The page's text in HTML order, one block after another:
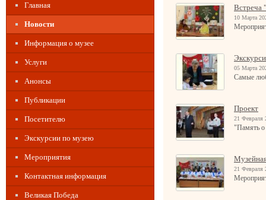
Главная
Новости
Информация о музее
Услуги
Анонсы
Публикации
Посетителю
Экскурсии по музею
Мероприятия
Контактная информация
Великая Победа
Встреча
10 Марта
05 Марта
Самые
Проект
21 Февраля
"Память о
21 Февраля